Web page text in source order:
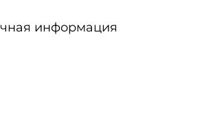
информация